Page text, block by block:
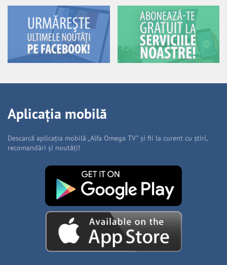
Aplicația mobilă
Descarcă aplicația mobilă „Alfa Omega TV” și fii la curent cu știri,
recomandări și noutăți!